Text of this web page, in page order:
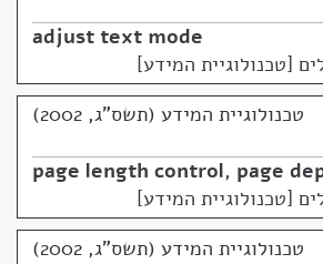
adjust text mode
[טכנולוגיית המידע]
טכנולוגיית המידע (תשס"ג, 2002)
page length control, page
[טכנולוגיית המידע]
טכנולוגיית המידע (תשס"ג, 2002)